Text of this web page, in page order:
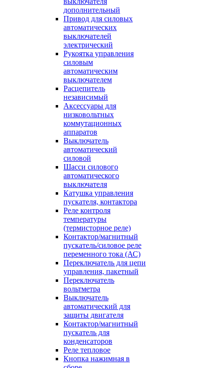
дополнительный
Привод для силовых
автоматических
выключателей
электрический
Рукоятка управления
силовым
автоматическим
выключателем
Расцепитель
независимый
Аксессуары для
низковольтных
коммутационных
аппаратов
Выключатель
автоматический
силовой
Шасси силового
автоматического
выключателя
Катушка управления
пускателя, контактора
Реле контроля
температуры
(термисторное реле)
Контактор/магнитный
пускатель/силовое реле
переменного тока (АС)
Переключатель для цепи
управления, пакетный
Переключатель
вольтметра
Выключатель
автоматический для
защиты двигателя
Контактор/магнитный
пускатель для
конденсаторов
Реле тепловое
Кнопка нажимная в